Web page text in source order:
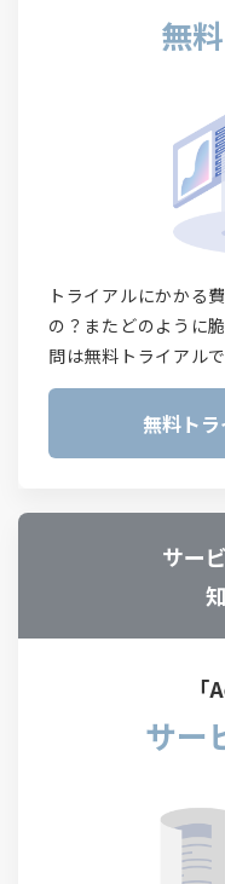
無
トライアルにかかる
の？またどのように
問は無料トライアル
無料ト
サー
サー